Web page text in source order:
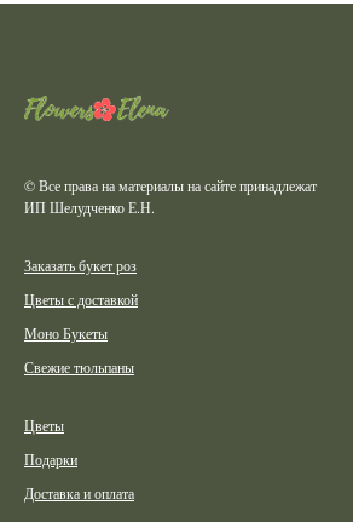
© Все права на материалы на сайте принадлежат
ИП Шелудченко Е.Н.
Заказать букет роз
Цветы с доставкой
Моно Букеты
Свежие тюльпаны
Цветы
Подарки
Доставка и оплата